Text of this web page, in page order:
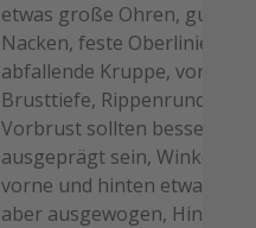
etwas große Ohren, gute
Nacken, feste Oberlinie,
abfallende Kruppe,
Brusttiefe, Rippenrundung
Vorbrust sollten besser
ausgeprägt sein,
vorne und hinten etwas
aber ausgewogen,